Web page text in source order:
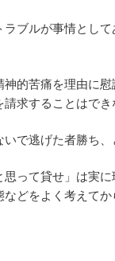
ブルが事情とし
的苦痛を理由に
求することはでき
で逃げた者勝ち
って貸せ」は実
どをよく考えてか